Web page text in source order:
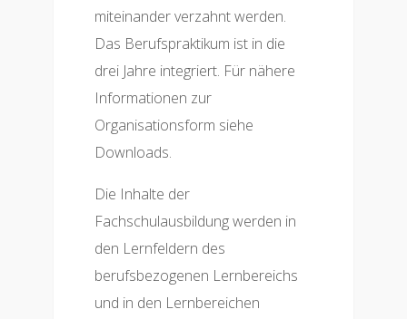
miteinander verzahnt werden.
Das Berufspraktikum ist in die
drei Jahre integriert. Für nähere
Informationen zur
Organisationsform siehe
Downloads.
Die Inhalte der
Fachschulausbildung werden in
den Lernfeldern des
berufsbezogenen Lernbereichs
und in den Lernbereichen